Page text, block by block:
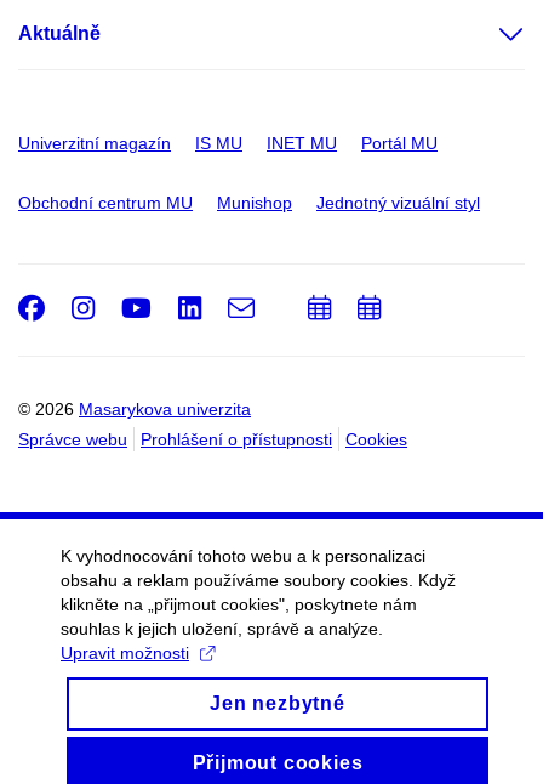
Aktuálně
Univerzitní magazín IS MU INET MU Portál MU
Obchodní centrum MU Munishop Jednotný vizuální styl
© 2026 Masarykova univerzita
Správce webu
Prohlášení o přístupnosti Cookies
Facebook
Instagram
Youtube
LinkedIn
e-
PřidatPřidat
K vyhodnocování tohoto webu a k personalizaci
obsahu a reklam používáme soubory cookies. Když
klikněte na „přijmout cookies", poskytnete nám
souhlas k jejich uložení, správě a analýze.
Upravit možnosti
Jen nezbytné
Přijmout cookies